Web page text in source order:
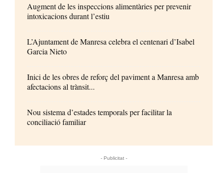
Augment de les inspeccions alimentàries per prevenir
intoxicacions durant l’estiu
L’Ajuntament de Manresa celebra el centenari d’Isabel
Garcia Nieto
Inici de les obres de reforç del paviment a Manresa amb
afectacions al trànsit...
Nou sistema d’estades temporals per facilitar la
conciliació familiar
- Publicitat -